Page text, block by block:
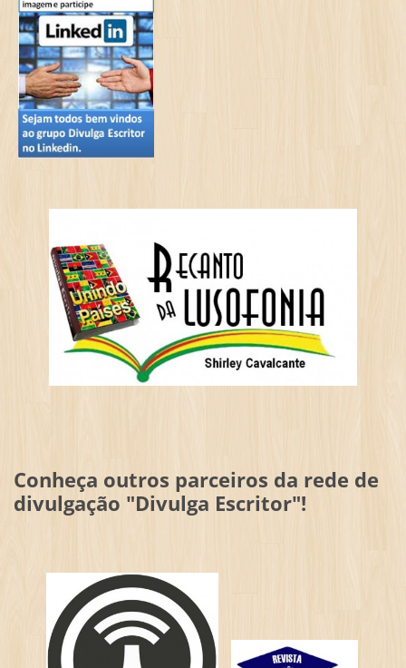
Conheça outros parceiros da rede de
divulgação "Divulga Escritor"!